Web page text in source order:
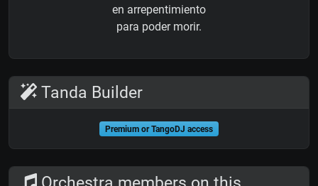
en arrepentimiento
para poder morir.
Tanda Builder
Premium or TangoDJ access